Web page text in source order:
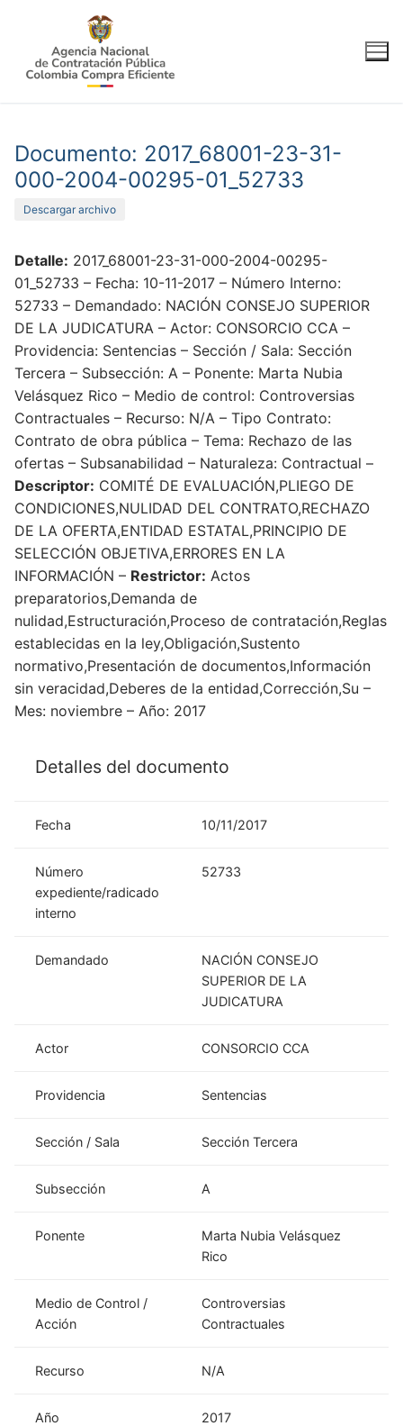
contenido
Documento: 2017_68001-23-31-
000-2004-00295-01_52733
Descargar archivo
Detalle: 2017_68001-23-31-000-2004-00295-
01_52733 – Fecha: 10-11-2017 – Número Interno:
52733 – Demandado: NACIÓN CONSEJO SUPERIOR
DE LA JUDICATURA – Actor: CONSORCIO CCA –
Providencia: Sentencias – Sección / Sala: Sección
Tercera – Subsección: A – Ponente: Marta Nubia
Velásquez Rico – Medio de control: Controversias
Contractuales – Recurso: N/A – Tipo Contrato:
Contrato de obra pública – Tema: Rechazo de las
ofertas – Subsanabilidad – Naturaleza: Contractual –
Descriptor: COMITÉ DE EVALUACIÓN,PLIEGO DE
CONDICIONES,NULIDAD DEL CONTRATO,RECHAZO
DE LA OFERTA,ENTIDAD ESTATAL,PRINCIPIO DE
SELECCIÓN OBJETIVA,ERRORES EN LA
INFORMACIÓN – Restrictor: Actos
preparatorios,Demanda de
nulidad,Estructuración,Proceso de contratación,Reglas
establecidas en la ley,Obligación,Sustento
normativo,Presentación de documentos,Información
sin veracidad,Deberes de la entidad,Corrección,Su –
Mes: noviembre – Año: 2017
Detalles del documento
Fecha 10/11/2017
Número
expediente/radicado
interno
52733
Demandado
NACIÓN CONSEJO
SUPERIOR DE LA
JUDICATURA
Actor CONSORCIO CCA
Providencia Sentencias
Sección / Sala Sección Tercera
Subsección A
Ponente
Marta Nubia Velásquez
Rico
Medio de Control /
Acción
Controversias
Contractuales
Recurso N/A
Año 2017